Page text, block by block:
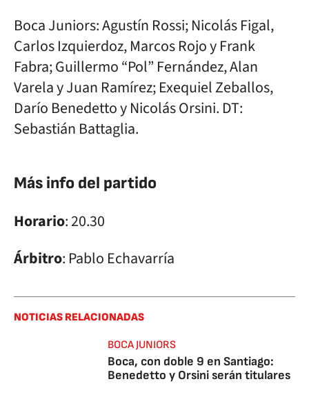
Boca Juniors: Agustín Rossi; Nicolás Figal,
Carlos Izquierdoz, Marcos Rojo y Frank
Fabra; Guillermo “Pol” Fernández, Alan
Varela y Juan Ramírez; Exequiel Zeballos,
Darío Benedetto y Nicolás Orsini. DT:
Sebastián Battaglia.
Más info del partido
Horario: 20.30
Árbitro: Pablo Echavarría
NOTICIAS RELACIONADAS
BOCA JUNIORS
Boca, con doble 9 en Santiago:
Benedetto y Orsini serán titulares